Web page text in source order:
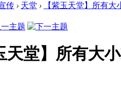
传 › 天堂 ›
【紫玉天堂】所有
天堂】所有大